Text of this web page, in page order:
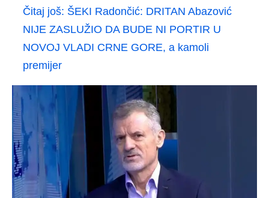
Čitaj još: ŠEKI Radončić: DRITAN Abazović
NIJE ZASLUŽIO DA BUDE NI PORTIR U
NOVOJ VLADI CRNE GORE, a kamoli
premijer